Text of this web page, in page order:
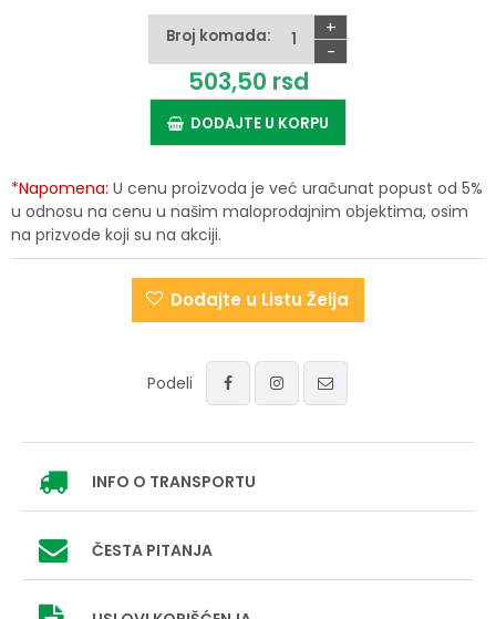
Broj komada:
+
-
503,50 rsd
DODAJTE U KORPU
*Napomena: U cenu proizvoda je već uračunat popust od 5%
u odnosu na cenu u našim maloprodajnim objektima, osim
na prizvode koji su na akciji.
Dodajte u Listu Želja
Podeli
INFO O TRANSPORTU
ČESTA PITANJA